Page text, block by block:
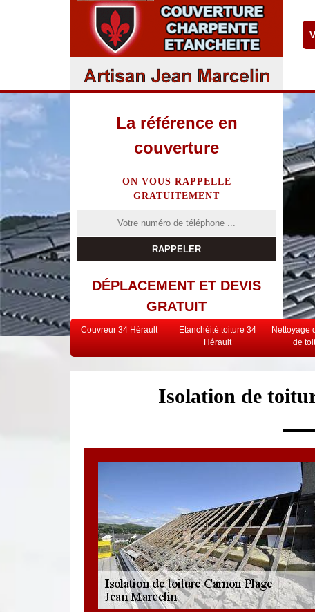
La référence en
couverture
ON VOUS RAPPELLE
GRATUITEMENT
DÉPLACEMENT ET DEVIS
GRATUIT
Couvreur 34 Hérault
Etanchéité toiture 34
Hérault
Nettoyage
de
Isolation de